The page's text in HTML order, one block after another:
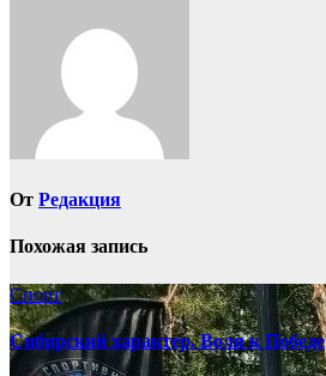
От Редакция
Похожая запись
Спорт
Сибирский характер. Воля к Победе